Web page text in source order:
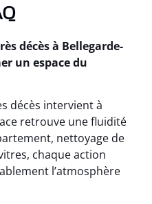
décès à Bellegarde-
un espace du
décès intervient à
retrouve une fluidité
nettoyage de
chaque action
l’atmosphère